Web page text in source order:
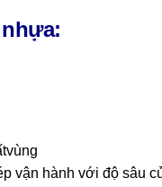
vận hành với độ sâu